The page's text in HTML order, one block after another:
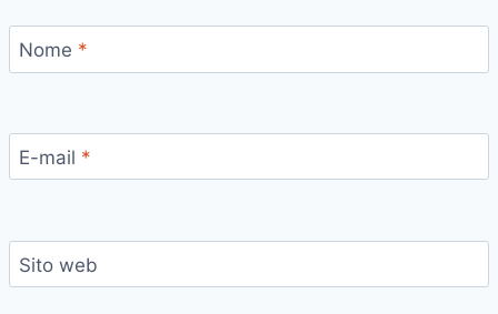
Nome *
E-mail *
Sito web